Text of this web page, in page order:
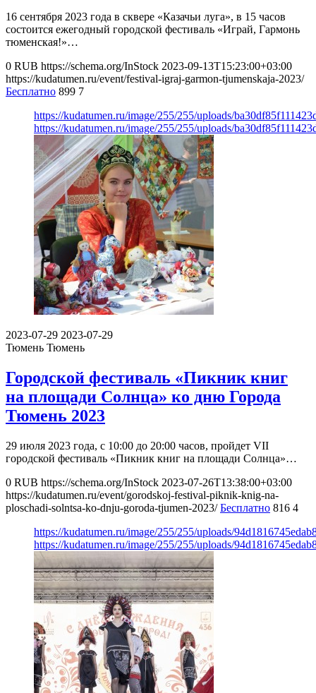
16 сентября 2023 года в сквере «Казачьи луга», в 15 часов
состоится ежегодный городской фестиваль «Играй, Гармонь
тюменская!»…
0 RUB https://schema.org/InStock 2023-09-13T15:23:00+03:00
https://kudatumen.ru/event/festival-igraj-garmon-tjumenskaja-2023/
Бесплатно 899 7
https://kudatumen.ru/image/255/255/uploads/
https://kudatumen.ru/image/255/255/uploads/
2023-07-29 2023-07-29
Тюмень Тюмень
Городской фестиваль «Пикник книг
на площади Солнца» ко дню Города
Тюмень 2023
29 июля 2023 года, с 10:00 до 20:00 часов, пройдет VII
городской фестиваль «Пикник книг на площади Солнца»…
0 RUB https://schema.org/InStock 2023-07-26T13:38:00+03:00
https://kudatumen.ru/event/gorodskoj-festival-piknik-knig-na-
ploschadi-solntsa-ko-dnju-goroda-tjumen-2023/ Бесплатно 816 4
https://kudatumen.ru/image/255/255/uploads/
https://kudatumen.ru/image/255/255/uploads/